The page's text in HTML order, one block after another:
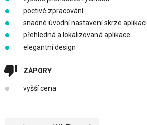
poctivé zpracování
snadné úvodní nastavení skrze aplikaci
přehledná a lokalizovaná aplikace
elegantní design
ZÁPORY
vyšší cena